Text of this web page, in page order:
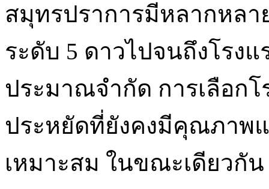
สมุทรปราการมีหลากหลา
ระดับ 5 ดาวไปจนถึงโรง
ประมาณจำกัด การเลือก
ประหยัดที่ยังคงมีคุณภาพ
เหมาะสม ในขณะเดียวกั